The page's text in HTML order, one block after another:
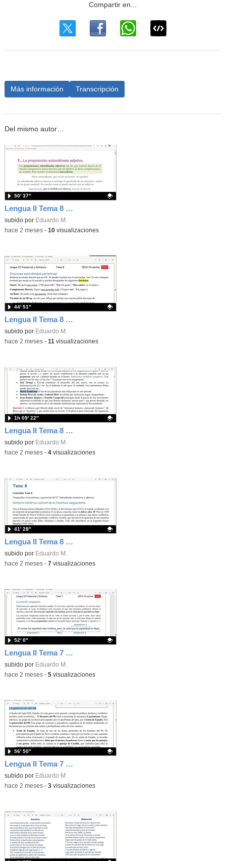
Más información Transcripción
Del mismo autor…
Lengua II Tema 8 Clase 80 20260531 - Oraciones subordinadas adjetivas o de relativo
Contenido educativo.
subido por Eduardo M.
50′ 37″
-hace 2 meses- 10visualizaciones
Lengua II Tema 8 Clase 79 20260520 - Oraciones subordinadas sustantivas
Contenido educativo.
subido por Eduardo M.
44′ 51″
-hace 2 meses- 11 visualizaciones
Lengua II Tema 8 Clase 78 20260520 - Generación del 27
Contenido educativo.
subido por Eduardo M.
1h 09′ 22″
-hace 2 meses- 4visualizaciones
Lengua II Tema 8 Clase 77 20260520 - Vanguardias y generación del 14
Contenido educativo.
subido por Eduardo M.
41′ 28″
-hace 2 meses- 7 visualizaciones
Lengua II Tema 7 Clase 76 20260520 - Oraciones compuestas: tipos
Contenido educativo.
subido por Eduardo M.
52′ 0″
-hace 2 meses- 5visualizaciones
Lengua II Tema 7 Clase 75 20260519 - Generación del 98 (I)
Contenido educativo.
subido por Eduardo M.
56′ 50″
-hace 2 meses- 3visualizaciones